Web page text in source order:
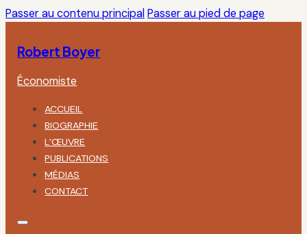
Passer au contenu principal Passer au pied de page
Robert Boyer
Économiste
ACCUEIL
BIOGRAPHIE
L’ŒUVRE
PUBLICATIONS
MÉDIAS
CONTACT